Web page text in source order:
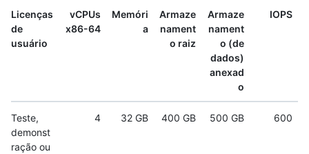
Licenças
de
usuário
vCPUs
x86-64
Memóri
a
Armaze
nament
o raiz
Armaze
nament
o (de
dados)
anexad
o
IOPS
Teste,
demonst
ração ou
4 32 GB 400 GB 500 GB 600